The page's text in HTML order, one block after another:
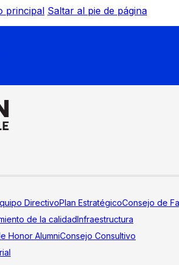
principal Saltar al pie de página
DirectivoPlan EstratégicoConsejo de
de la calidadInfraestructura
Honor AlumniConsejo Consultivo